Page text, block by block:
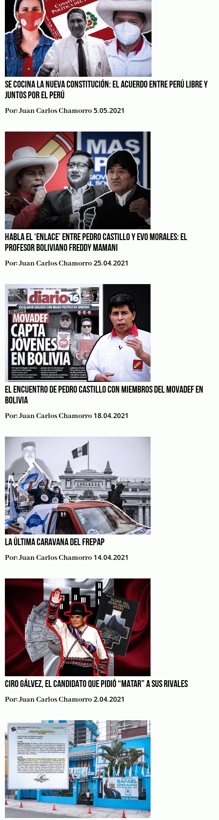
SE COCINA LA NUEVA CONSTITUCIÓN: EL ACUERDO ENTRE PERÚ LIBRE Y
JUNTOS POR EL PERÚ
Por:Juan Carlos Chamorro 5.05.2021
HABLA EL ‘ENLACE’ ENTRE PEDRO CASTILLO Y EVO MORALES: EL
PROFESOR BOLIVIANO FREDDY MAMANI
Por:Juan Carlos Chamorro 25.04.2021
EL ENCUENTRO DE PEDRO CASTILLO CON MIEMBROS DEL MOVADEF EN
BOLIVIA
Por:Juan Carlos Chamorro 18.04.2021
LA ÚLTIMA CARAVANA DEL FREPAP
Por:Juan Carlos Chamorro 14.04.2021
CIRO GÁLVEZ, EL CANDIDATO QUE PIDIÓ “MATAR” A SUS RIVALES
Por:Juan Carlos Chamorro 2.04.2021